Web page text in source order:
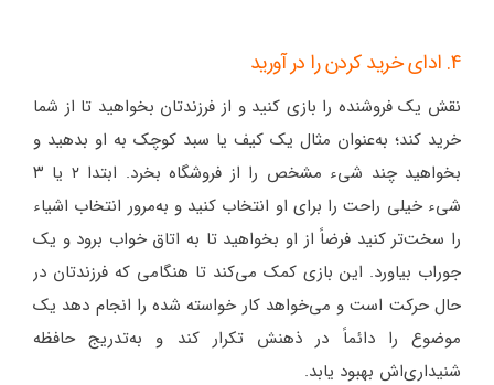
4. ادای خرید کردن را در آورید
نقش یک فروشنده را بازی کنید و از فرزندتان بخواهید تا از شما
خرید کند؛ به‌عنوان مثال یک کیف یا سبد کوچک به او بدهید و
بخواهید چند شیء مشخص را از فروشگاه بخرد. ابتدا ۲ یا ۳
شیء خیلی راحت را برای او انتخاب کنید و به‌مرور انتخاب اشیاء
را سخت‌تر کنید فرضاً از او بخواهید تا به اتاق خواب برود و یک
جوراب بیاورد. این بازی کمک می‌کند تا هنگامی که فرزندتان در
حال حرکت است و می‌خواهد کار خواسته شده را انجام دهد یک
موضوع را دائماً در ذهنش تکرار کند و به‌تدریج حافظه
شنیداری‌اش بهبود یابد.